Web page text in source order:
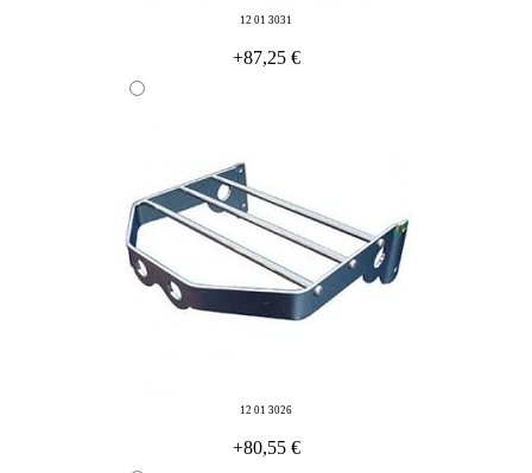
12 01 3031
+87,25 €
12 01 3026
+80,55 €